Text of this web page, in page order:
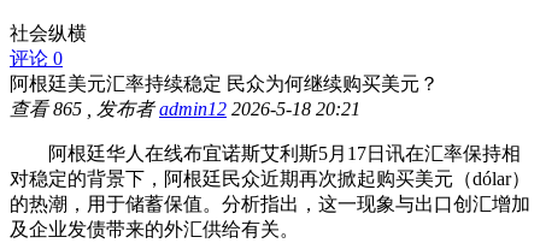
社会纵横
评论 0
阿根廷美元汇率持续稳定 民众为何继续购买美元？
查看865 , 发布者admin12 2026-5-18 20:21
阿根廷华人在线布宜诺斯艾利斯5月17日讯在汇率保持相
对稳定的背景下，阿根廷民众近期再次掀起购买美元（dólar）
的热潮，用于储蓄保值。分析指出，这一现象与出口创汇增加
及企业发债带来的外汇供给有关。